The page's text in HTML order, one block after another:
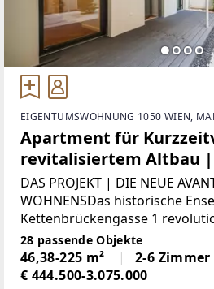
EIGENTUMSWOHNUNG 1050 WIEN,
Apartment für
revitalisiertem Altbau |
Die neue Avantgarde
DAS PROJEKT | DIE NEUE
WOHNENSDas historische
Kettenbrückengasse 1
Verständnis von Raum und
für die Verwirklichung der
Wer in Essenz No. 1 wohnt,
28 passende Objekte
46,38-225 m²
2-6 Zimmer
€ 444.500-3.075.000